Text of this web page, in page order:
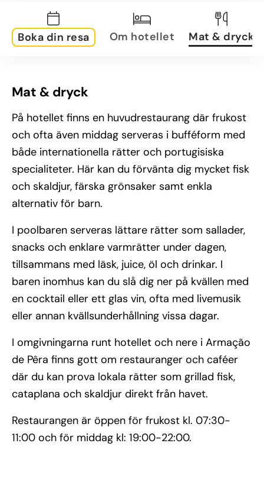
Boka din resa Om hotellet Mat & dryck
Mat & dryck
På hotellet finns en huvudrestaurang där frukost
och ofta även middag serveras i bufféform med
både internationella rätter och portugisiska
specialiteter. Här kan du förvänta dig mycket fisk
och skaldjur, färska grönsaker samt enkla
alternativ för barn.
I poolbaren serveras lättare rätter som sallader,
snacks och enklare varmrätter under dagen,
tillsammans med läsk, juice, öl och drinkar. I
baren inomhus kan du slå dig ner på kvällen med
en cocktail eller ett glas vin, ofta med livemusik
eller annan kvällsunderhållning vissa dagar.
I omgivningarna runt hotellet och nere i Armação
de Pêra finns gott om restauranger och caféer
där du kan prova lokala rätter som grillad fisk,
cataplana och skaldjur direkt från havet.
Restaurangen är öppen för frukost kl. 07:30-
11:00 och för middag kl: 19:00-22:00.